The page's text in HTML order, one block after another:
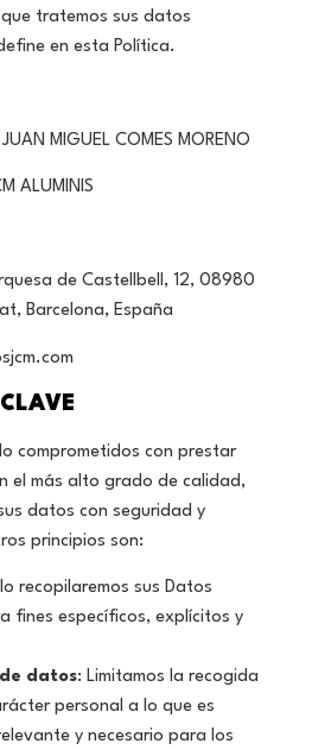
tratemos sus datos
en esta Política.
MIGUEL COMES MORENO
ALUMINIS
de Castellbell, 12, 08980
Barcelona, España
comprometidos con prestar
el más alto grado de calidad,
datos con seguridad y
principios son:
recopilaremos sus Datos
fines específicos, explícitos y
datos: Limitamos la recogida
personal a lo que es
y necesario para los